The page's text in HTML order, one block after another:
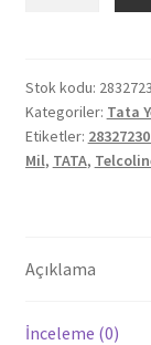
Kapı
Kilit
Ön
Sol
Stok kodu:
Kategoriler: Tata
Etiketler:
Mil, TATA,
Açıklama
İnceleme (0)